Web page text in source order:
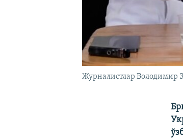
Журналистлар Володимир